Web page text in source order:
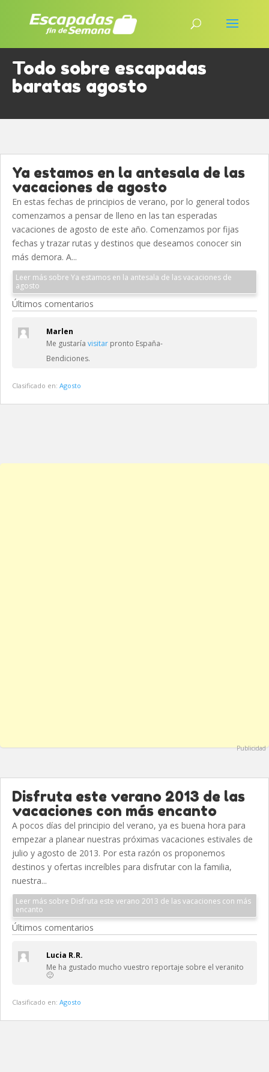
Todo sobre escapadas
baratas agosto
Ya estamos en la antesala de las
vacaciones de agosto
En estas fechas de principios de verano, por lo general todos
comenzamos a pensar de lleno en las tan esperadas
vacaciones de agosto de este año. Comenzamos por fijas
fechas y trazar rutas y destinos que deseamos conocer sin
más demora. A...
Leer más sobre Ya estamos en la antesala de las vacaciones de
agosto
Últimos comentarios
Marlen
Me gustaría visitar pronto España-
Bendiciones.
Clasificado en: Agosto
Publicidad
Disfruta este verano 2013 de las
vacaciones con más encanto
A pocos días del principio del verano, ya es buena hora para
empezar a planear nuestras próximas vacaciones estivales de
julio y agosto de 2013. Por esta razón os proponemos
destinos y ofertas increíbles para disfrutar con la familia,
nuestra...
Leer más sobre Disfruta este verano 2013 de las vacaciones con más
encanto
Últimos comentarios
Lucia R.R.
Me ha gustado mucho vuestro reportaje sobre el veranito
🙂
Clasificado en: Agosto